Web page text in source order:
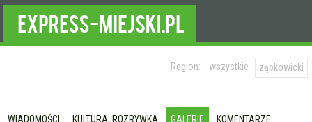
Region: wszystkie ząbkowicki
WIADOMOŚCI KULTURA, ROZRYWKA GALERIE KOMENTARZE